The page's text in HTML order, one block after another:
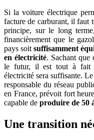
Si la voiture électrique
facture de carburant, il faut
principe, sur le long
financièrement que le
pays soitsuffisamment
en électricité. Sachant que
le futur, il est tout à fait
électricité sera suffisante.
responsable du réseau
en France, prévoit fort
capable de produire de 50
Une transition